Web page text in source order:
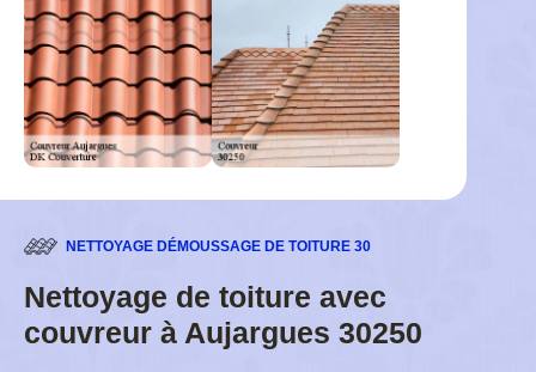
NETTOYAGE DÉMOUSSAGE DE TOITURE 30
Nettoyage de toiture avec
couvreur à Aujargues 30250